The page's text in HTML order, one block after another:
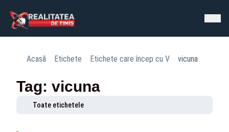
Acasă Etichete Etichete care încep cu V vicuna
Tag: vicuna
Toate etichetele